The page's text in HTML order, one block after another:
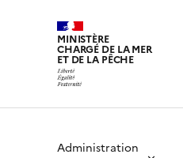
MINISTÈRE
CHARGÉ DE LA MER
ET DE LA PÊCHE
Administration